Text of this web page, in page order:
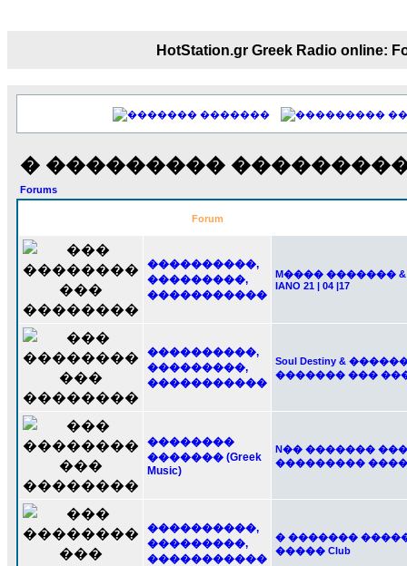
�������������� ��������!
������ �� �����.. "������" ���
15:33
echo :��������� ����, ���������
����� ��������� ��
������! ��� ������ �� �����...
LavantiS :
������� ���� ���� ������;
18:01
HotStation.gr Greek Radio
�������
� ��������� ���������
Forums
Forum
����������,
���������,
�����������
M���� �������
IANO 21 | 04 |17
����������,
���������,
�����������
Soul Destiny &
������� ���
��������
������� (Greek
Music)
N�� �������
���������
����������,
���������,
�����������
� �������
����� Club